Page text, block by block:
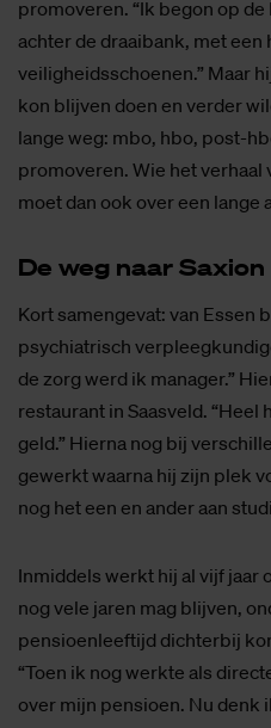
promoveren. “Ik begon op
achter de draaibank, met een
veiligheidsschoenen.” Maar
kon blijven doen en verder
lange weg: mbo, hbo, post-
promoveren. Wie het verhaal
moet dan ook over een lange
De weg naar Saxi­on
Kort samengevat: van Essen
psychiatrisch
de zorg werd ik manager.”
restaurant in Saasveld.
geld.” Hierna nog bij
gewerkt waarna hij zijn plek
nog het een en ander aan
Inmiddels werkt hij al vijf jaar
nog vele jaren mag blijven,
pensioenleeftijd dichterbij
“Toen ik nog werkte als
over mijn pensioen. Nu denk